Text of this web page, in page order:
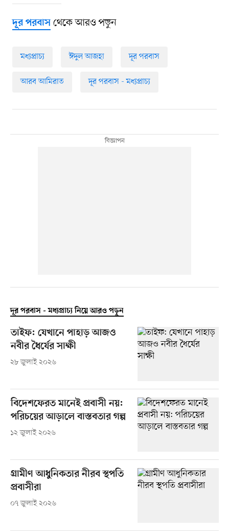
দূর পরবাসথেকে আরও পড়ুন
মধ্যপ্রাচ্য ঈদুল আজহা দূর পরবাস
আরব আমিরাত দূর পরবাস - মধ্যপ্রাচ্য
দূর পরবাস - মধ্যপ্রাচ্য নিয়ে আরও পড়ুন
তাইফ: যেখানে পাহাড় আজও
নবীর ধৈর্যের সাক্ষী
২৮ জুলাই ২০২৬
বিদেশফেরত মানেই প্রবাসী নয়:
পরিচয়ের আড়ালে বাস্তবতার গল্প
১২ জুলাই ২০২৬
গ্রামীণ আধুনিকতার নীরব স্থপতি
প্রবাসীরা
০৭ জুলাই ২০২৬